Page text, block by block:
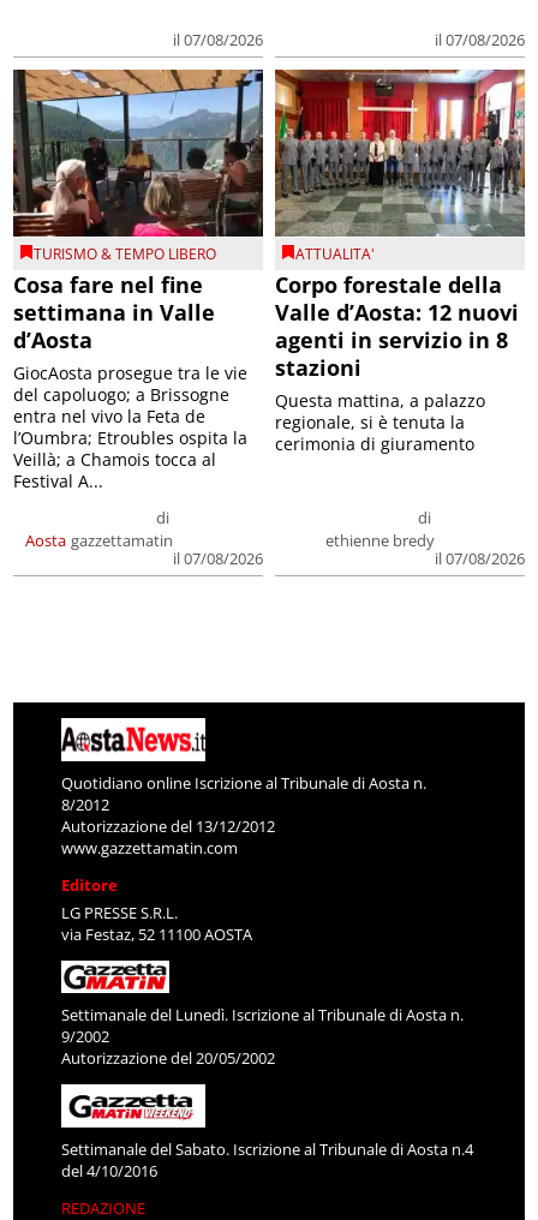
il 07/08/2026 il 07/08/2026
TURISMO & TEMPO LIBERO
Cosa fare nel fine
settimana in Valle
d’Aosta
Aosta
di
gazzettamatin
il 07/08/2026
GiocAosta prosegue tra le vie
del capoluogo; a Brissogne
entra nel vivo la Feta de
l’Oumbra; Etroubles ospita la
Veillà; a Chamois tocca al
Festival A...
ATTUALITA'
Corpo forestale della
Valle d’Aosta: 12 nuovi
agenti in servizio in 8
stazioni
di
ethienne bredy
il 07/08/2026
Questa mattina, a palazzo
regionale, si è tenuta la
cerimonia di giuramento
Quotidiano online Iscrizione al Tribunale di Aosta n.
8/2012
Autorizzazione del 13/12/2012
www.gazzettamatin.com
Editore
LG PRESSE S.R.L.
via Festaz, 52 11100 AOSTA
Settimanale del Lunedì. Iscrizione al Tribunale di Aosta n.
9/2002
Autorizzazione del 20/05/2002
Settimanale del Sabato. Iscrizione al Tribunale di Aosta n.4
del 4/10/2016
REDAZIONE